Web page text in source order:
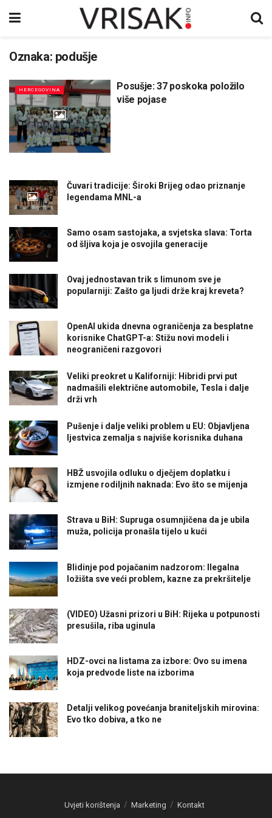
Oznaka: podušje
HERCEGOVINA
Posušje: 37 poskoka položilo
više pojase
Čuvari tradicije: Široki Brijeg odao priznanje
legendama MNL-a
Samo osam sastojaka, a svjetska slava: Torta
od šljiva koja je osvojila generacije
Ovaj jednostavan trik s limunom sve je
popularniji: Zašto ga ljudi drže kraj kreveta?
OpenAI ukida dnevna ograničenja za besplatne
korisnike ChatGPT-a: Stižu novi modeli i
neograničeni razgovori
Veliki preokret u Kaliforniji: Hibridi prvi put
nadmašili električne automobile, Tesla i dalje
drži vrh
Pušenje i dalje veliki problem u EU: Objavljena
ljestvica zemalja s najviše korisnika duhana
HBŽ usvojila odluku o dječjem doplatku i
izmjene rodiljnih naknada: Evo što se mijenja
Strava u BiH: Supruga osumnjičena da je ubila
muža, policija pronašla tijelo u kući
Blidinje pod pojačanim nadzorom: Ilegalna
ložišta sve veći problem, kazne za prekršitelje
(VIDEO) Užasni prizori u BiH: Rijeka u potpunosti
presušila, riba uginula
HDZ-ovci na listama za izbore: Ovo su imena
koja predvode liste na izborima
Detalji velikog povećanja braniteljskih mirovina:
Evo tko dobiva, a tko ne
Uvjeti korištenja Marketing Kontakt